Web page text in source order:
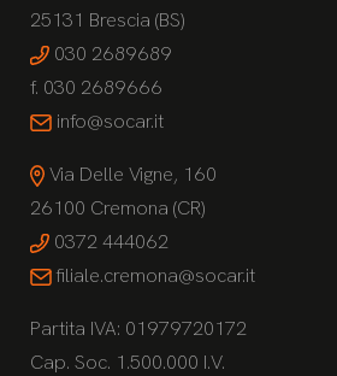
25131 Brescia (BS)
030 2689689
f. 030 2689666
info@socar.it
Via Delle Vigne, 160
26100 Cremona (CR)
0372 444062
filiale.cremona@socar.it
Partita IVA: 01979720172
Cap. Soc. 1.500.000 I.V.